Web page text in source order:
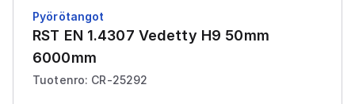
Pyörötangot
RST EN 1.4307 Vedetty H9 50mm
6000mm
Tuotenro: CR-25292